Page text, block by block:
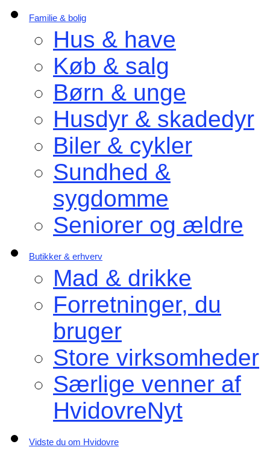
Familie & bolig
Hus & have
Køb & salg
Børn & unge
Husdyr & skadedyr
Biler & cykler
Sundhed &
sygdomme
Seniorer og ældre
Butikker & erhverv
Mad & drikke
Forretninger, du
bruger
Store virksomheder
Særlige venner af
HvidovreNyt
Vidste du om Hvidovre